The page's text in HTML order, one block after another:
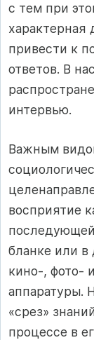
с тем при
характерная
привести к
ответов. В
интервью.
Важным
восприятие
последующей
бланке или
кино-, фото-
аппаратуры.
«срез»
процессе в